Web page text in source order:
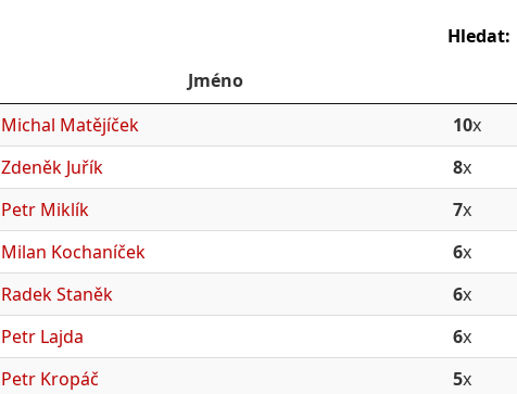
Hledat:
Jméno
Michal Matějíček 10x
Zdeněk Juřík 8x
Petr Miklík 7x
Milan Kochaníček 6x
Radek Staněk 6x
Petr Lajda 6x
Petr Kropáč 5x